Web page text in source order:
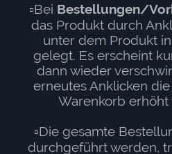
▫️Bei Bestellungen/
das Produkt durch
unter dem Produkt
gelegt. Es erscheint
dann wieder
erneutes Anklicken
Warenkorb erhöht
▫️Die gesamte
durchgeführt werden,